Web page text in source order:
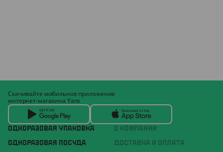
ОДНОРАЗОВАЯ УПАКОВКА
ОДНОРАЗОВАЯ ПОСУДА
О КОМПАНИИ
ДОСТАВКА И ОПЛАТА
Скачивайте мобильное приложение
интернет-магазина Yans